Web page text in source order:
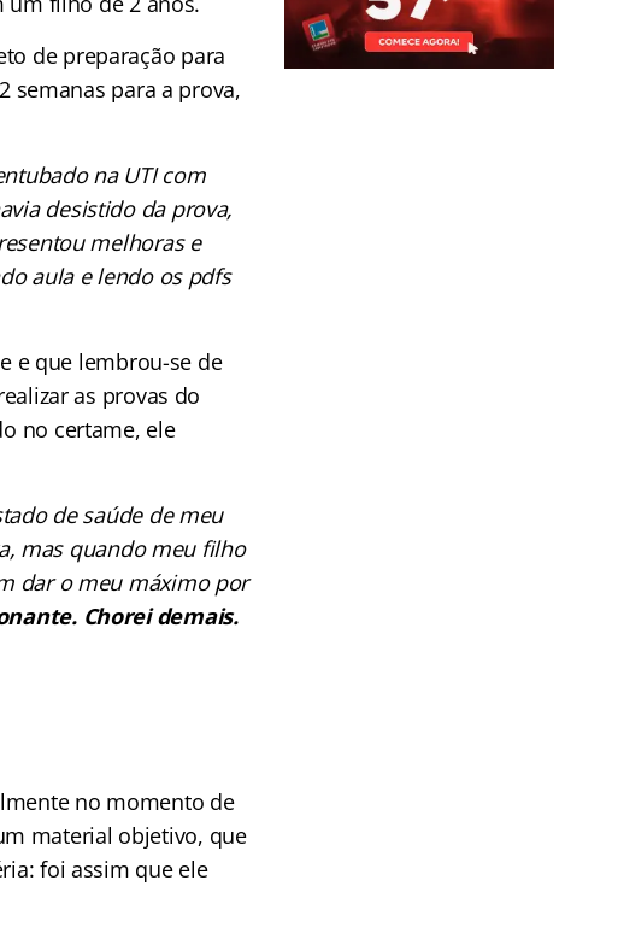
de preparação para
semanas para a prova,
na UTI com
desistido da prova,
melhoras e
aula e lendo os pdfs
e que lembrou-se de
as provas do
no certame, ele
de saúde de meu
mas quando meu filho
dar o meu máximo por
Chorei demais.
no momento de
material objetivo, que
foi assim que ele